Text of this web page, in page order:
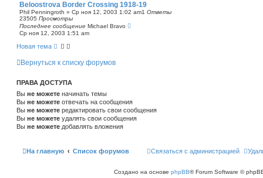
Beloostrova Border Crossing 1918-19
Phil Penningroth » Ср ноя 12, 2003 1:02 am1 Ответы
23505 Просмотры
Последнее сообщение Michael Bravo
Ср ноя 12, 2003 1:51 am
Новая тема
Вернуться к списку форумов
ПРАВА ДОСТУПА
Вы не можете начинать темы
Вы не можете отвечать на сообщения
Вы не можете редактировать свои сообщения
Вы не можете удалять свои сообщения
Вы не можете добавлять вложения
На главную Список форумов Связаться с администрацией
Создано на основе phpBB® Forum Software ©